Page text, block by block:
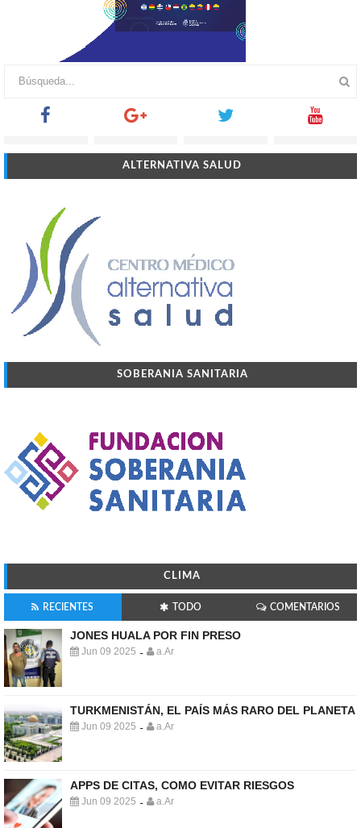
ALTERNATIVA SALUD
SOBERANIA SANITARIA
CLIMA
RECIENTES TODO COMENTARIOS
JONES HUALA POR FIN PRESO
Jun 09 2025 - a.Ar
TURKMENISTÁN, EL PAÍS MÁS RARO DEL PLANETA
Jun 09 2025 - a.Ar
APPS DE CITAS, COMO EVITAR RIESGOS
Jun 09 2025 - a.Ar